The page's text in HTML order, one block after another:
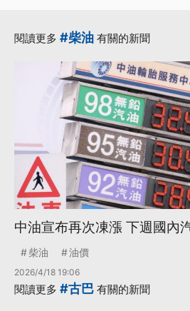
閱讀更多 #柴油 有關的新聞
中油宣布再次凍漲 下週國內
柴油 油價
2026/4/18 19:06
閱讀更多 #古巴 有關的新聞